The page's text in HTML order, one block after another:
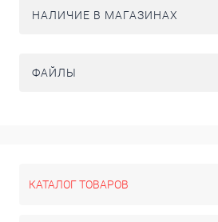
НАЛИЧИЕ В МАГАЗИНАХ
ФАЙЛЫ
КАТАЛОГ ТОВАРОВ